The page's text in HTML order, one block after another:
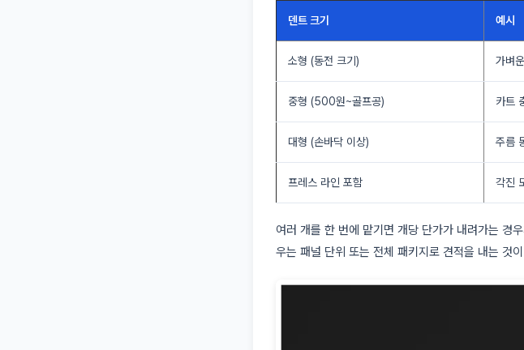
덴트 크기 예시
소형 (동전 크기) 가벼
중형 (500원~골프공) 카트
대형 (손바닥 이상) 주름
프레스 라인 포함 각진
여러 개를 한 번에 맡기면 개당 단가가 내려가는 경
우는 패널 단위 또는 전체 패키지로 견적을 내는 것